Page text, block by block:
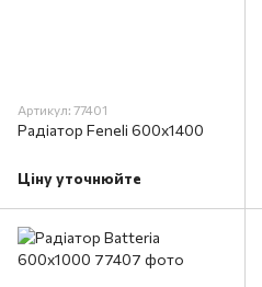
Артикул: 77401
Радіатор Feneli 600х1400
Ціну уточнюйте